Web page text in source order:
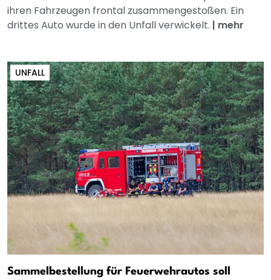
ihren Fahrzeugen frontal zusammengestoßen. Ein
drittes Auto wurde in den Unfall verwickelt. | mehr
UNFALL
Sammelbestellung für Feuerwehrautos soll